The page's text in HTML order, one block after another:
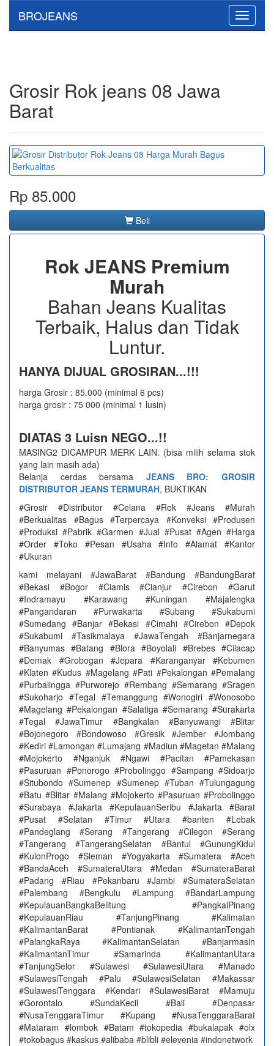
Toggle
BROJEANS
Grosir Rok jeans 08 Jawa
Barat
Rp 85.000
Beli
Rok JEANS Premium
Murah
Bahan Jeans Kualitas
Terbaik, Halus dan Tidak
Luntur.
HANYA DIJUAL GROSIRAN...!!!
harga Grosir : 85.000 (minimal 6 pcs)
harga grosir : 75 000 (minimal 1 lusin)
DIATAS 3 Luisn NEGO...!!
MASING2 DICAMPUR MERK LAIN. (bisa milih selama stok
yang lain masih ada)
Belanja cerdas bersama JEANS BRO: GROSIR
DISTRIBUTOR JEANS TERMURAH, BUKTIKAN
#Grosir #Distributor #Celana #Rok #Jeans #Murah
#Berkualitas #Bagus #Terpercaya #Konveksi #Produsen
#Produksi #Pabrik #Garmen #Jual #Pusat #Agen #Harga
#Order #Toko #Pesan #Usaha #Info #Alamat #Kantor
#Ukuran
kami melayani #JawaBarat #Bandung #BandungBarat
#Bekasi #Bogor #Ciamis #Cianjur #Cirebon #Garut
#Indramayu #Karawang #Kuningan #Majalengka
#Pangandaran #Purwakarta #Subang #Sukabumi
#Sumedang #Banjar #Bekasi #Cimahi #Cirebon #Depok
#Sukabumi #Tasikmalaya #JawaTengah #Banjarnegara
#Banyumas #Batang #Blora #Boyolali #Brebes #Cilacap
#Demak #Grobogan #Jepara #Karanganyar #Kebumen
#Klaten #Kudus #Magelang #Pati #Pekalongan #Pemalang
#Purbalingga #Purworejo #Rembang #Semarang #Sragen
#Sukoharjo #Tegal #Temanggung #Wonogiri #Wonosobo
#Magelang #Pekalongan #Salatiga #Semarang #Surakarta
#Tegal #JawaTimur #Bangkalan #Banyuwangi #Blitar
#Bojonegoro #Bondowoso #Gresik #Jember #Jombang
#Kediri #Lamongan #Lumajang #Madiun #Magetan #Malang
#Mojokerto #Nganjuk #Ngawi #Pacitan #Pamekasan
#Pasuruan #Ponorogo #Probolinggo #Sampang #Sidoarjo
#Situbondo #Sumenep #Sumenep #Tuban #Tulungagung
#Batu #Blitar #Malang #Mojokerto #Pasuruan #Probolinggo
#Surabaya #Jakarta #KepulauanSeribu #Jakarta #Barat
#Pusat #Selatan #Timur #Utara #banten #Lebak
#Pandeglang #Serang #Tangerang #Cilegon #Serang
#Tangerang #TangerangSelatan #Bantul #GunungKidul
#KulonProgo #Sleman #Yogyakarta #Sumatera #Aceh
#BandaAceh #SumateraUtara #Medan #SumateraBarat
#Padang #Riau #Pekanbaru #Jambi #SumateraSelatan
#Palembang #Bengkulu #Lampung #BandarLampung
#KepulauanBangkaBelitung #PangkalPinang
#KepulauanRiau #TanjungPinang #Kalimatan
#KalimantanBarat #Pontianak #KalimantanTengah
#PalangkaRaya #KalimantanSelatan #Banjarmasin
#KalimantanTimur #Samarinda #KalimantanUtara
#TanjungSelor #Sulawesi #SulawesiUtara #Manado
#SulawesiTengah #Palu #SulawesiSelatan #Makassar
#SulawesiTenggara #Kendari #SulawesiBarat #Mamuju
#Gorontalo #SundaKecil #Bali #Denpasar
#NusaTenggaraTimur #Kupang #NusaTenggaraBarat
#Mataram #lombok #Batam #tokopedia #bukalapak #olx
#tokobagus #kaskus #alibaba #blibli #elevenia #indonetwork